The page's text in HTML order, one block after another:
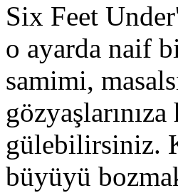
Six Feet
o ayarda naif
samimi,
gülebilirsiniz.
büyüyü